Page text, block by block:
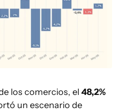
los comercios, el 48,2%
un escenario de